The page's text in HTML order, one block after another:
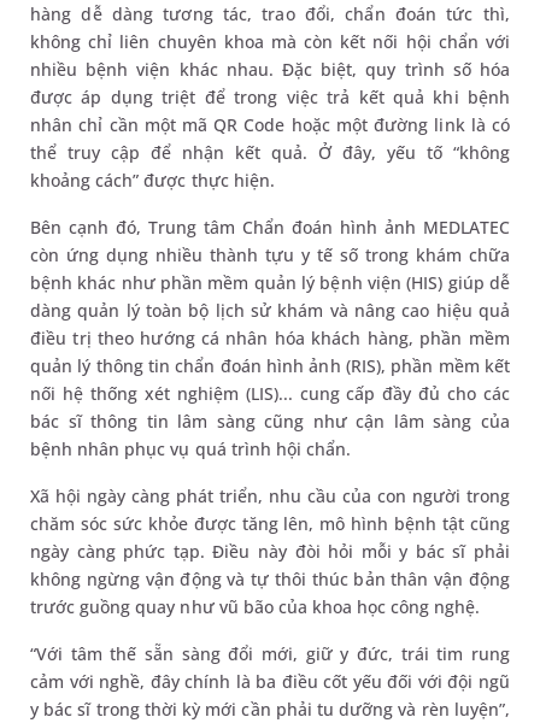
hàng dễ dàng tương tác, trao đổi, chẩn đoán tức thì,
không chỉ liên chuyên khoa mà còn kết nối hội chẩn với
nhiều bệnh viện khác nhau. Đặc biệt, quy trình số hóa
được áp dụng triệt để trong việc trả kết quả khi bệnh
nhân chỉ cần một mã QR Code hoặc một đường link là có
thể truy cập để nhận kết quả. Ở đây, yếu tố “không
khoảng cách” được thực hiện.
Bên cạnh đó, Trung tâm Chẩn đoán hình ảnh MEDLATEC
còn ứng dụng nhiều thành tựu y tế số trong khám chữa
bệnh khác như phần mềm quản lý bệnh viện (HIS) giúp dễ
dàng quản lý toàn bộ lịch sử khám và nâng cao hiệu quả
điều trị theo hướng cá nhân hóa khách hàng, phần mềm
quản lý thông tin chẩn đoán hình ảnh (RIS), phần mềm kết
nối hệ thống xét nghiệm (LIS)... cung cấp đầy đủ cho các
bác sĩ thông tin lâm sàng cũng như cận lâm sàng của
bệnh nhân phục vụ quá trình hội chẩn.
Xã hội ngày càng phát triển, nhu cầu của con người trong
chăm sóc sức khỏe được tăng lên, mô hình bệnh tật cũng
ngày càng phức tạp. Điều này đòi hỏi mỗi y bác sĩ phải
không ngừng vận động và tự thôi thúc bản thân vận động
trước guồng quay như vũ bão của khoa học công nghệ.
“Với tâm thế sẵn sàng đổi mới, giữ y đức, trái tim rung
cảm với nghề, đây chính là ba điều cốt yếu đối với đội ngũ
y bác sĩ trong thời kỳ mới cần phải tu dưỡng và rèn luyện”,